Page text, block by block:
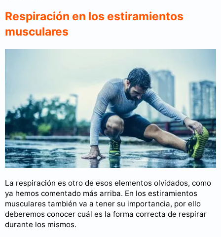
Respiración en los estiramientos
musculares
La respiración es otro de esos elementos olvidados, como
ya hemos comentado más arriba. En los estiramientos
musculares también va a tener su importancia, por ello
deberemos conocer cuál es la forma correcta de respirar
durante los mismos.